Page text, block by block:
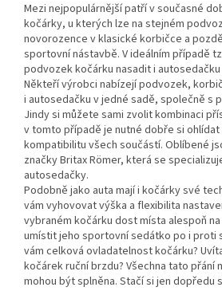
Mezi nejpopulárnější patří v současné
kočárky, u kterých lze na stejném
novorozence v klasické korbičce a
sportovní nástavbě. V ideálním případě
podvozek kočárku nasadit i
Někteří výrobci nabízejí podvozek,
i autosedačku v jedné sadě, společně s
Jindy si můžete sami zvolit kombinaci
v tomto případě je nutné dobře si ohlídat
kompatibilitu všech součástí. Oblíbené
značky Britax Römer, která se
autosedačky.
Podobně jako auta mají i kočárky své
vám vyhovovat výška a flexibilita
vybraném kočárku dost místa alespoň na
umístit jeho sportovní sedátko po i proti
vám celková ovladatelnost kočárku?
kočárek ruční brzdu? Všechna tato přání
mohou být splněna. Stačí si jen dopředu